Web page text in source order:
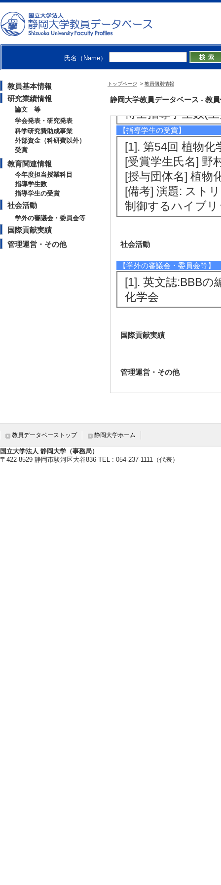
氏名（Name）
教員基本情報
研究業績情報
論文 等
学会発表・研究発表
科学研究費助成事業
外部資金（科研費以外）
受賞
教育関連情報
今年度担当授業科目
指導学生数
指導学生の受賞
社会活動
学外の審議会・委員会等
国際貢献実績
管理運営・その他
トップページ > 教員個別情報
静岡大学教員データベース - 教
[5]. 学部専門科目
[備考] 副担当
【指導学生数】
2017年度
修士指導学生数 1
博士指導学生数(
【指導学生の受賞】
[1]. 第54回 植物
[受賞学生氏名] 野
[授与団体名] 植物
[備考] 演題: スト
制御するハイブ
社会活動
【学外の審議会・委員会等】
[1]. 英文誌:BBBの
化学会
国際貢献実績
管理運営・その他
教員データベーストップ 静岡大学ホーム
国立大学法人 静岡大学（事務局）
〒422-8529 静岡市駿河区大谷836 TEL : 054-237-1111（代表）